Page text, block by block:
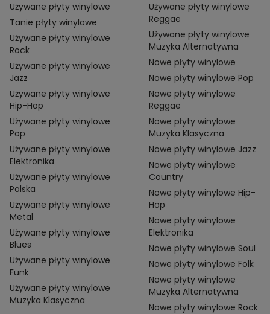
Używane płyty winylowe
Tanie płyty winylowe
Używane płyty winylowe
Rock
Używane płyty winylowe
Jazz
Używane płyty winylowe
Hip-Hop
Używane płyty winylowe
Pop
Używane płyty winylowe
Elektronika
Używane płyty winylowe
Polska
Używane płyty winylowe
Metal
Używane płyty winylowe
Blues
Używane płyty winylowe
Funk
Używane płyty winylowe
Muzyka Klasyczna
Używane płyty winylowe
Reggae
Używane płyty winylowe
Muzyka Alternatywna
Nowe płyty winylowe
Nowe płyty winylowe Pop
Nowe płyty winylowe
Reggae
Nowe płyty winylowe
Muzyka Klasyczna
Nowe płyty winylowe Jazz
Nowe płyty winylowe
Country
Nowe płyty winylowe Hip-
Hop
Nowe płyty winylowe
Elektronika
Nowe płyty winylowe Soul
Nowe płyty winylowe Folk
Nowe płyty winylowe
Muzyka Alternatywna
Nowe płyty winylowe Rock